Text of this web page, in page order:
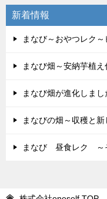
新着情報
まなび～おやつレク～
まなび畑～安納芋植え
まなび畑が進化しまし
まなびの畑～収穫と
まなび 昼食レク ～